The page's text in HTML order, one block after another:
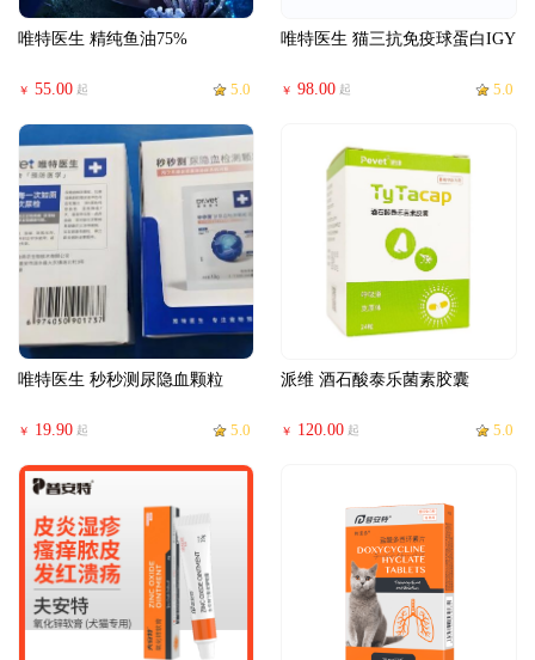
唯特医生 精纯鱼油75%
￥ 55.00 起 5.0
唯特医生 猫三抗免疫球蛋白IGY
￥ 98.00 起 5.0
唯特医生 秒秒测尿隐血颗粒
￥ 19.90 起 5.0
派维 酒石酸泰乐菌素胶囊
￥ 120.00 起 5.0